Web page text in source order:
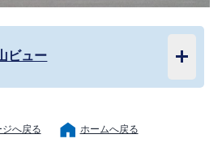
ビュー
へ戻る ホームへ戻る